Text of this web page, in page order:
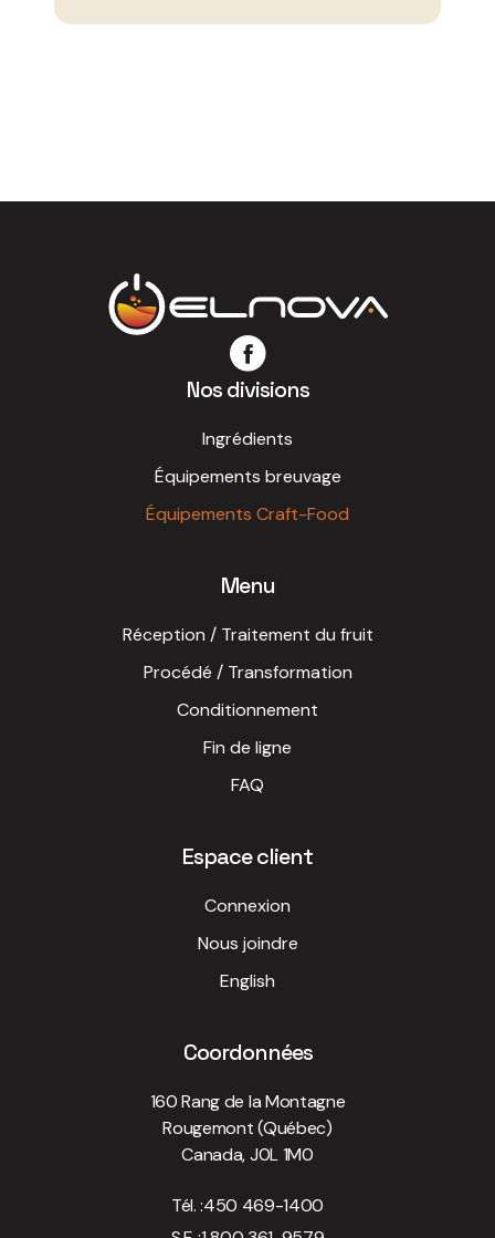
Nos divisions
Ingrédients
Équipements breuvage
Équipements Craft-Food
Menu
Réception / Traitement du fruit
Procédé / Transformation
Conditionnement
Fin de ligne
FAQ
Espace client
Connexion
Nous joindre
English
Coordonnées
160 Rang de la Montagne
Rougemont (Québec)
Canada, J0L 1M0
Tél. :450 469-1400